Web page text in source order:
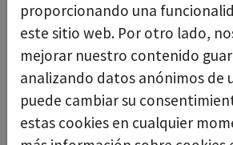
En deconta, estamos dando
las tecnologías de
desarrollos pioneros,
comercialización de equipos,
soluciones personalizadas. Nos
ámbito de la descontaminación
proporcionando una
este sitio web. Por otro lado,
mejorar nuestro contenido
analizando datos anónimos de
puede cambiar su
estas cookies en cualquier